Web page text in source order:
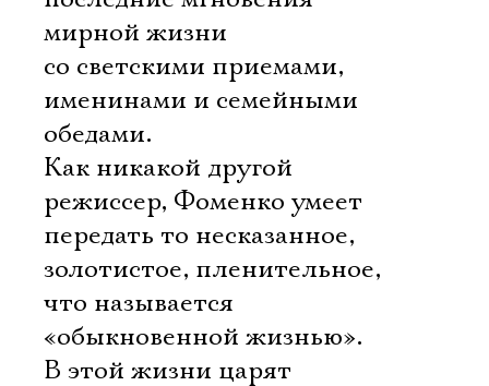
мирной жизни
со светскими приемами,
именинами и семейными
обедами.
Как никакой другой
режиссер, Фоменко умеет
передать то несказанное,
золотистое, пленительное,
что называется
«обыкновенной жизнью».
В этой жизни царят